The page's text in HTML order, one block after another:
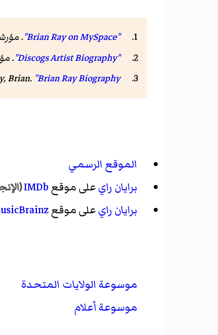
"Brian Ray on MySpace"
.
"Discogs Artist Biography"
.
Brian. "Brian Ray Biography"
الموقع الرسمي
برايان رايعلى موقعIMDb
برايان رايعلى موقع
موسوعة الولايات المتحدة
موسوعة أعلام